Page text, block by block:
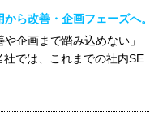
ら改善・企画フェーズへ。
企画まで踏み込めない」
では、これまでの社内